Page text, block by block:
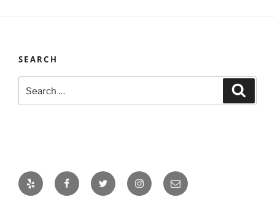
SEARCH
for:
Yelp FacebookTwitter InstagramEmail